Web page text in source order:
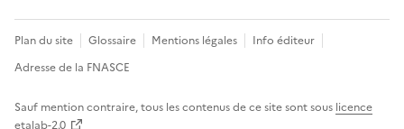
Plan du site Glossaire Mentions légales
Info éditeur
Adresse de la FNASCE
Sauf mention contraire, tous les contenus de ce site sont sous licence
etalab-2.0